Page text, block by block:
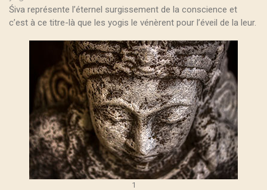
Śiva représente l’éternel surgissement de la conscience et
c’est à ce titre-là que les yogis le vénèrent pour l’éveil de la leur.
1